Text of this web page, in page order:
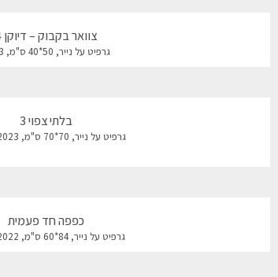
צוואר בקבוק – דיוקן 4
גרפיט על נייר, 50*40 ס"מ, 2023
בלתי צפוי 3
גרפיט על נייר, 70*70 ס"מ, 2023 (נימכר)
כפפה חד פעמית
גרפיט על נייר, 84*60 ס"מ, 2022 (נימכר)